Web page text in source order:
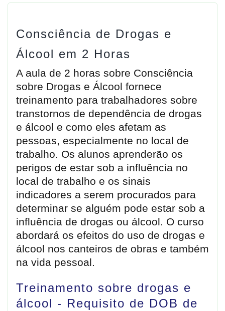
Consciência de Drogas e
Álcool em 2 Horas
A aula de 2 horas sobre Consciência
sobre Drogas e Álcool fornece
treinamento para trabalhadores sobre
transtornos de dependência de drogas
e álcool e como eles afetam as
pessoas, especialmente no local de
trabalho. Os alunos aprenderão os
perigos de estar sob a influência no
local de trabalho e os sinais
indicadores a serem procurados para
determinar se alguém pode estar sob a
influência de drogas ou álcool. O curso
abordará os efeitos do uso de drogas e
álcool nos canteiros de obras e também
na vida pessoal.
Treinamento sobre drogas e
álcool - Requisito de DOB de